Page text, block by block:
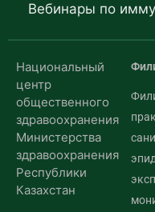
Вебинары по
Национальный
центр
общественного
здравоохранения
Министерства
здравоохранения
Республики
Казахстан